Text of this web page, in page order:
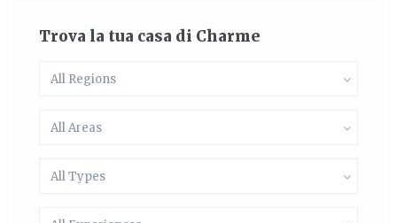
Trova la tua casa di Charme
All Regions
All Areas
All Types